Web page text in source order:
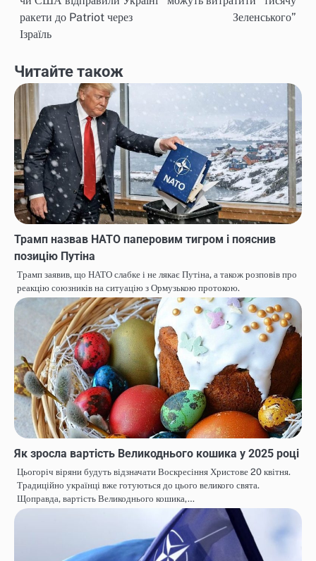
записів
ракети до Patriot через
Ізраїль
Зеленського”
Читайте також
Трамп назвав НАТО паперовим тигром і пояснив
позицію Путіна
Трамп заявив, що НАТО слабке і не лякає Путіна, а також розповів про
реакцію союзників на ситуацію з Ормузькою протокою.
Як зросла вартість Великоднього кошика у 2025 році
Цьогоріч віряни будуть відзначати Воскресіння Христове 20 квітня.
Традиційно українці вже готуються до цього великого свята.
Щоправда, вартість Великоднього кошика,…